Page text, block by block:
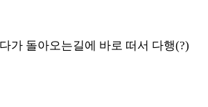
가 돌아오는길에 바로 떠서 다행(?)